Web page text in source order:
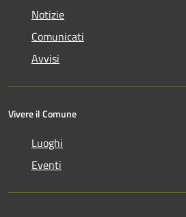
Notizie
Comunicati
Avvisi
Vivere il Comune
Luoghi
Eventi